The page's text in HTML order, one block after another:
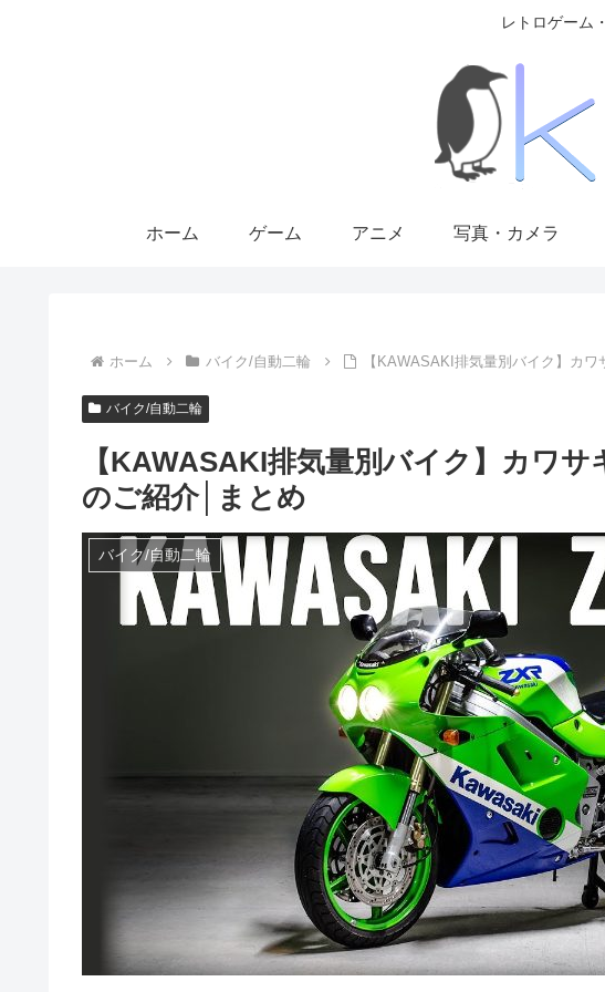
レトロゲーム
ホーム ゲーム アニメ 写真・カメラ
ホーム バイク/自動二輪 【KAWASAKI排気量別バイク】カ
バイク/自動二輪
【KAWASAKI排気量別バイク】カワ
のご紹介│まとめ
バイク/自動二輪